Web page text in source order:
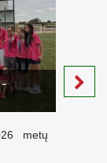
metų